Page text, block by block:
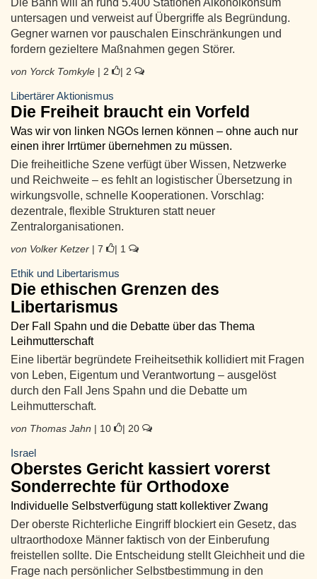
untersagen und verweist auf Übergriffe als Begründung.
Gegner warnen vor pauschalen Einschränkungen und
fordern gezieltere Maßnahmen gegen Störer.
von Yorck Tomkyle | 2 | 2
Libertärer Aktionismus
Die Freiheit braucht ein Vorfeld
Was wir von linken NGOs lernen können – ohne auch nur
einen ihrer Irrtümer übernehmen zu müssen.
Die freiheitliche Szene verfügt über Wissen, Netzwerke
und Reichweite – es fehlt an logistischer Übersetzung in
wirkungsvolle, schnelle Kooperationen. Vorschlag:
dezentrale, flexible Strukturen statt neuer
Zentralorganisationen.
von Volker Ketzer | 7 | 1
Ethik und Libertarismus
Die ethischen Grenzen des
Libertarismus
Der Fall Spahn und die Debatte über das Thema
Leihmutterschaft
Eine libertär begründete Freiheitsethik kollidiert mit Fragen
von Leben, Eigentum und Verantwortung – ausgelöst
durch den Fall Jens Spahn und die Debatte um
Leihmutterschaft.
von Thomas Jahn | 10 | 20
Israel
Oberstes Gericht kassiert vorerst
Sonderrechte für Orthodoxe
Individuelle Selbstverfügung statt kollektiver Zwang
Der oberste Richterliche Eingriff blockiert ein Gesetz, das
ultraorthodoxe Männer faktisch von der Einberufung
freistellen sollte. Die Entscheidung stellt Gleichheit und die
Frage nach persönlicher Selbstbestimmung in den